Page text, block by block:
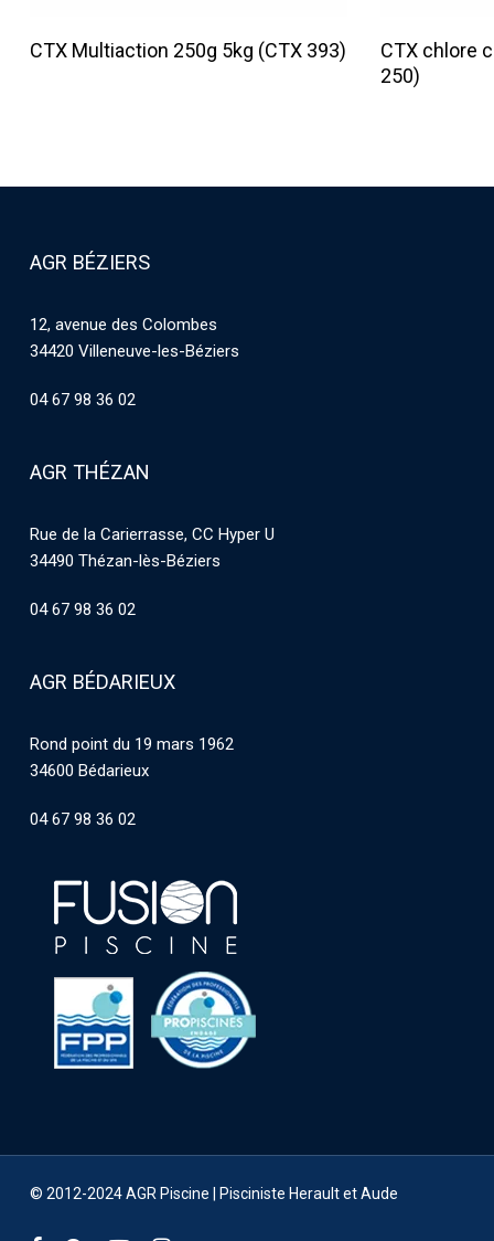
Lire La Suite
CTX Multiaction 250g 5kg (CTX 393)
CTX chlore
250)
AGR BÉZIERS
12, avenue des Colombes
34420 Villeneuve-les-Béziers
04 67 98 36 02
AGR THÉZAN
Rue de la Carierrasse, CC Hyper U
34490 Thézan-lès-Béziers
04 67 98 36 02
AGR BÉDARIEUX
Rond point du 19 mars 1962
34600 Bédarieux
04 67 98 36 02
© 2012-2024 AGR Piscine | Pisciniste Herault et Aude